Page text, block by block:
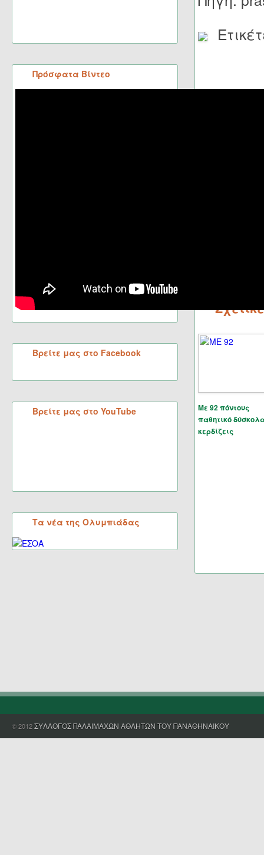
Πρόσφατα Βίντεο
Βρείτε μας στο Facebook
Βρείτε μας στο YouTube
Τα νέα της Ολυμπιάδας
Με 92 πόντους
παθητικό
κερδίζεις
© 2012ΣΥΛΛΟΓΟΣ ΠΑΛΑΙΜΑΧΩΝ ΑΘΛΗΤΩΝ ΤΟΥ ΠΑΝΑΘΗΝΑΙΚΟΥ